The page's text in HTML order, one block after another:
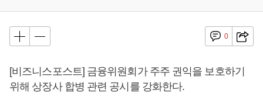
0
[비즈니스포스트] 금융위원회가 주주 권익을 보호하기
위해 상장사 합병 관련 공시를 강화한다.